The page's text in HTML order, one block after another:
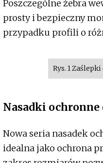
Poszczególne żebra
prosty i bezpieczny
przypadku profili o
Rys. 1
Nasadki ochronne
Nowa seria nasadek
idealna jako ochrona